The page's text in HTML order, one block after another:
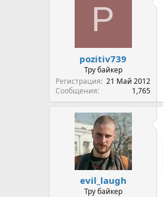
P
pozitiv739
Тру байкер
Регистрация 21 Май 2012
Сообщения
1,765
evil_laugh
Тру байкер